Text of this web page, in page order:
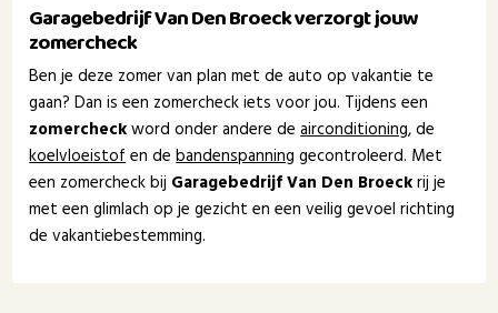
Garagebedrijf Van Den Broeck verzorgt jouw
zomercheck
Ben je deze zomer van plan met de auto op vakantie te
gaan? Dan is een zomercheck iets voor jou. Tijdens een
zomercheckword onder andere deairconditioning, de
koelvloeistofen debandenspanning gecontroleerd. Met
een zomercheck bij Garagebedrijf Van Den Broeckrij je
met een glimlach op je gezicht en een veilig gevoel richting
de vakantiebestemming.